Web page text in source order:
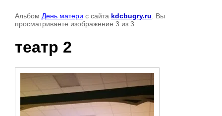
Альбом День матери с сайта kdcbugry.ru . Вы
просматриваете изображение 3 из 3
театр 2